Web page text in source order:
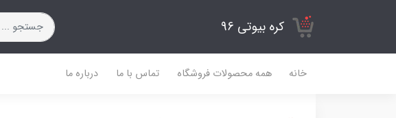
کره بیوتی 96
خانه همه محصولات فروشگاه تماس با ما درباره ما